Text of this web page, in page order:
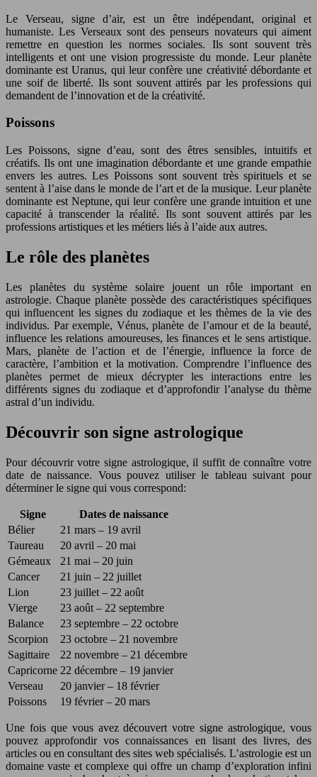
Le Verseau, signe d’air, est un être indépendant, original et
humaniste. Les Verseaux sont des penseurs novateurs qui aiment
remettre en question les normes sociales. Ils sont souvent très
intelligents et ont une vision progressiste du monde. Leur planète
dominante est Uranus, qui leur confère une créativité débordante et
une soif de liberté. Ils sont souvent attirés par les professions qui
demandent de l’innovation et de la créativité.
Poissons
Les Poissons, signe d’eau, sont des êtres sensibles, intuitifs et
créatifs. Ils ont une imagination débordante et une grande empathie
envers les autres. Les Poissons sont souvent très spirituels et se
sentent à l’aise dans le monde de l’art et de la musique. Leur planète
dominante est Neptune, qui leur confère une grande intuition et une
capacité à transcender la réalité. Ils sont souvent attirés par les
professions artistiques et les métiers liés à l’aide aux autres.
Le rôle des planètes
Les planètes du système solaire jouent un rôle important en
astrologie. Chaque planète possède des caractéristiques spécifiques
qui influencent les signes du zodiaque et les thèmes de la vie des
individus. Par exemple, Vénus, planète de l’amour et de la beauté,
influence les relations amoureuses, les finances et le sens artistique.
Mars, planète de l’action et de l’énergie, influence la force de
caractère, l’ambition et la motivation. Comprendre l’influence des
planètes permet de mieux décrypter les interactions entre les
différents signes du zodiaque et d’approfondir l’analyse du thème
astral d’un individu.
Découvrir son signe astrologique
Pour découvrir votre signe astrologique, il suffit de connaître votre
date de naissance. Vous pouvez utiliser le tableau suivant pour
déterminer le signe qui vous correspond:
Signe
Dates de naissance
Bélier
21 mars – 19 avril
Taureau
20 avril – 20 mai
Gémeaux
21 mai – 20 juin
Cancer
21 juin – 22 juillet
Lion
23 juillet – 22 août
Vierge
23 août – 22 septembre
Balance
23 septembre – 22 octobre
Scorpion
23 octobre – 21 novembre
Sagittaire
22 novembre – 21 décembre
Capricorne 22 décembre – 19 janvier
Verseau
20 janvier – 18 février
Poissons
19 février – 20 mars
Une fois que vous avez découvert votre signe astrologique, vous
pouvez approfondir vos connaissances en lisant des livres, des
articles ou en consultant des sites web spécialisés. L’astrologie est un
domaine vaste et complexe qui offre un champ d’exploration infini